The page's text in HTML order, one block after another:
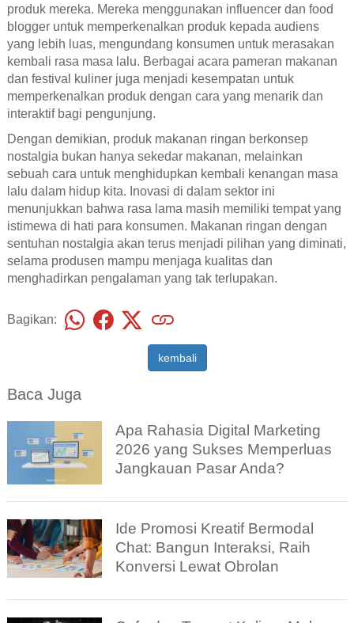
produk mereka. Mereka menggunakan influencer dan food
blogger untuk memperkenalkan produk kepada audiens
yang lebih luas, mengundang konsumen untuk merasakan
kembali rasa masa lalu. Berbagai acara pameran makanan
dan festival kuliner juga menjadi kesempatan untuk
memperkenalkan produk dengan cara yang menarik dan
interaktif bagi pengunjung.
Dengan demikian, produk makanan ringan berkonsep
nostalgia bukan hanya sekedar makanan, melainkan
sebuah cara untuk menghidupkan kembali kenangan masa
lalu dalam hidup kita. Inovasi di dalam sektor ini
menunjukkan bahwa rasa lama masih memiliki tempat yang
istimewa di hati para konsumen. Makanan ringan dengan
sentuhan nostalgia akan terus menjadi pilihan yang diminati,
selama produsen mampu menjaga kualitas dan
menghadirkan pengalaman yang tak terlupakan.
Bagikan:
kembali
Baca Juga
Apa Rahasia Digital Marketing
2026 yang Sukses Memperluas
Jangkauan Pasar Anda?
Ide Promosi Kreatif Bermodal
Chat: Bangun Interaksi, Raih
Konversi Lewat Obrolan